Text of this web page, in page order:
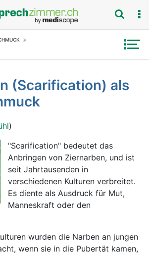
(Scarification) als
)
"Scarification" bedeutet das
Anbringen von Ziernarben, und ist
seit Jahrtausenden in
verschiedenen Kulturen verbreitet.
Es diente als Ausdruck für Mut,
Manneskraft oder den
wurden die Narben an jungen
wenn sie in die Pubertät kamen,